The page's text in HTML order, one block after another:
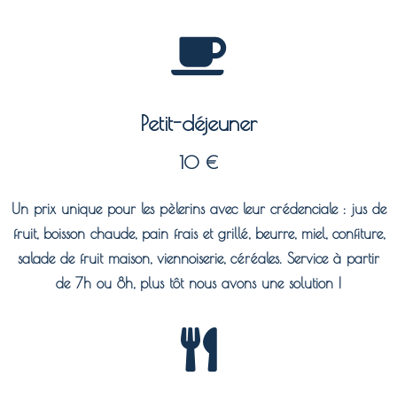
Petit-déjeuner
10 €
Un prix unique pour les pèlerins avec leur crédenciale : jus de
fruit, boisson chaude, pain frais et grillé, beurre, miel, confiture,
salade de fruit maison, viennoiserie, céréales. Service à partir
de 7h ou 8h, plus tôt nous avons une solution !